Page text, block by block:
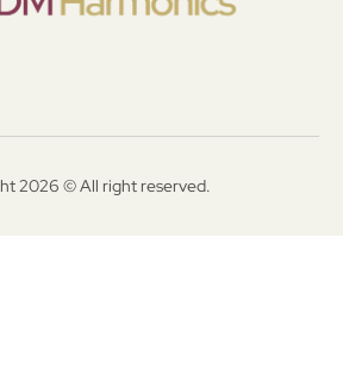
2026 © All right reserved.